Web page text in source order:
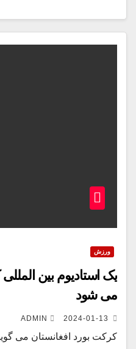
ورزش
یک استادیوم بین
می شود
2024-01-13
ADMIN
کرکت بورد افغانستان می